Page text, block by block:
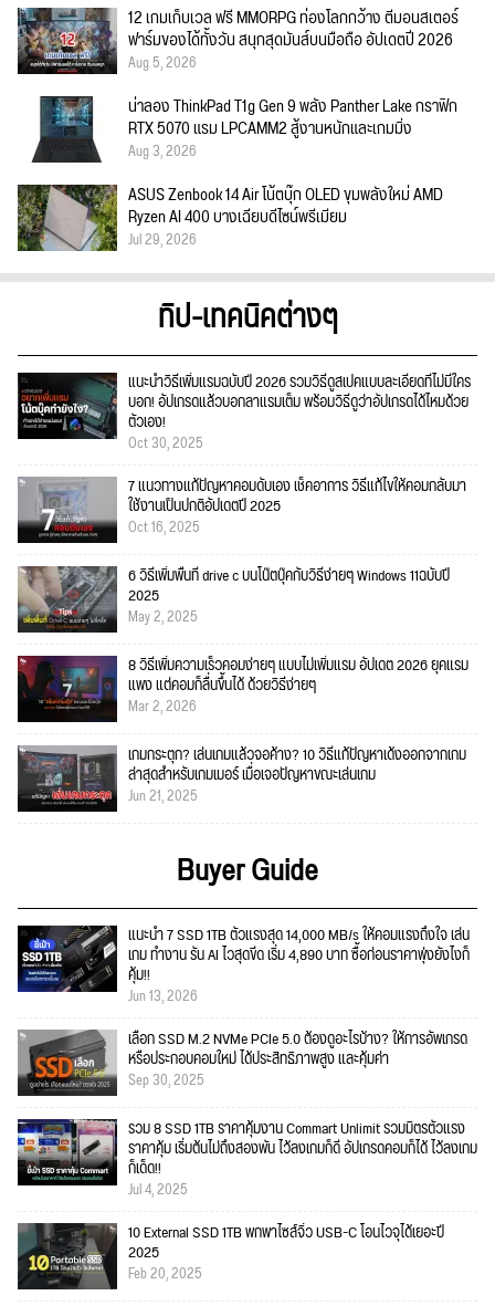
12 เกมเก็บเวล ฟรี MMORPG ท่องโลกกว้าง ตีมอนสเตอร์
ฟาร์มของได้ทั้งวัน สนุกสุดมันส์บนมือถือ อัปเดตปี 2026
Aug 5, 2026
น่าลอง ThinkPad T1g Gen 9 พลัง Panther Lake กราฟิก
RTX 5070 แรม LPCAMM2 สู้งานหนักและเกมมิ่ง
Aug 3, 2026
ASUS Zenbook 14 Air โน้ตบุ๊ก OLED ขุมพลังใหม่ AMD
Ryzen AI 400 บางเฉียบดีไซน์พรีเมียม
Jul 29, 2026
ทิป-เทคนิคต่างๆ
แนะนำวิธีเพิ่มแรมฉบับปี 2026 รวมวิธีดูสเปคแบบละเอียดที่ไม่มีใคร
บอก! อัปเกรดแล้วบอกลาแรมเต็ม พร้อมวิธีดูว่าอัปเกรดได้ไหมด้วย
ตัวเอง!
Oct 30, 2025
7 แนวทางแก้ปัญหาคอมดับเอง เช็คอาการ วิธีแก้ไขให้คอมกลับมา
ใช้งานเป็นปกติอัปเดตปี 2025
Oct 16, 2025
6 วิธีเพิ่มพื้นที่ drive c บนโน๊ตบุ๊คกับวิธีง่ายๆ Windows 11ฉบับปี
2025
May 2, 2025
8 วิธีเพิ่มความเร็วคอมง่ายๆ แบบไม่เพิ่มแรม อัปเดต 2026 ยุคแรม
แพง แต่คอมก็ลื่นขึ้นได้ ด้วยวิธีง่ายๆ
Mar 2, 2026
เกมกระตุก? เล่นเกมแล้วจอค้าง? 10 วิธีแก้ปัญหาเด้งออกจากเกม
ล่าสุดสำหรับเกมเมอร์ เมื่อเจอปัญหาขณะเล่นเกม
Jun 21, 2025
Buyer Guide
แนะนำ 7 SSD 1TB ตัวแรงสุด 14,000 MB/s ให้คอมแรงถึงใจ เล่น
เกม ทำงาน รัน AI ไวสุดขีด เริ่ม 4,890 บาท ซื้อก่อนราคาพุ่งยังไงก็
คุ้ม!!
Jun 13, 2026
เลือก SSD M.2 NVMe PCIe 5.0 ต้องดูอะไรบ้าง? ให้การอัพเกรด
หรือประกอบคอมใหม่ ได้ประสิทธิภาพสูง และคุ้มค่า
Sep 30, 2025
รวม 8 SSD 1TB ราคาคุ้มงาน Commart Unlimit รวมมิตรตัวแรง
ราคาคุ้ม เริ่มต้นไม่ถึงสองพัน ไว้ลงเกมก็ดี อัปเกรดคอมก็ได้ ไว้ลงเกม
ก็เด็ด!!
Jul 4, 2025
10 External SSD 1TB พกพาไซส์จิ๋ว USB-C โอนไวจุได้เยอะปี
2025
Feb 20, 2025